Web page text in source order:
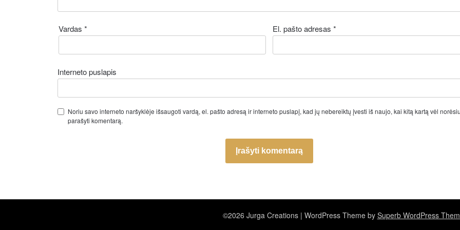
Vardas* El. pašto adresas *
Interneto puslapis
Noriu savo interneto naršyklėje išsaugoti vardą, el. pašto adresą ir interneto puslapį, kad jų nebereiktų įvesti iš naujo, kai kitą kartą vėl
parašyti komentarą.
©2026 Jurga Creations | WordPress Theme by Superb WordPress